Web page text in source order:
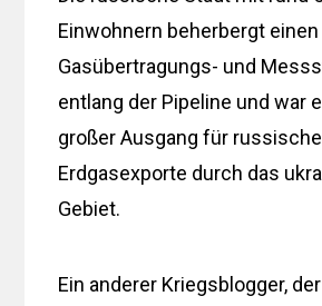
Einwohnern beherbergt
Gasübertragungs- und
entlang der Pipeline und war
großer Ausgang für russische
Erdgasexporte durch das
Gebiet.
Ein anderer Kriegsblogger,